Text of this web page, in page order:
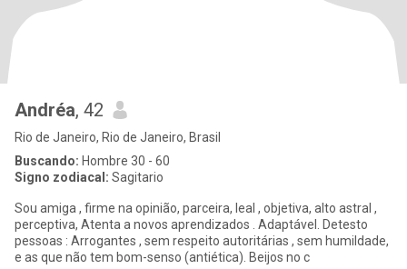
Andréa, 42
Rio de Janeiro, Rio de Janeiro, Brasil
Buscando: Hombre 30 - 60
Signo zodiacal: Sagitario
Sou amiga , firme na opinião, parceira, leal , objetiva, alto astral ,
perceptiva, Atenta a novos aprendizados . Adaptável. Detesto
pessoas : Arrogantes , sem respeito autoritárias , sem humildade,
e as que não tem bom-senso (antiética). Beijos no c